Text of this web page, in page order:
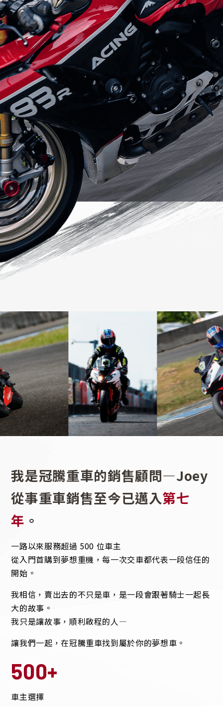
我是冠騰重車的銷售顧問—Joey
從事重車銷售至今已邁入第七
年 。
一路以來服務超過 500 位車主
從入門首購到夢想重機，每一次交車都代表一段信任的
開始。
我相信，賣出去的不只是車，是一段會跟著騎士一起長
大的故事。
我只是讓故事，順利啟程的人—
讓我們一起，在冠騰重車找到屬於你的夢想車。
500+
車主選擇